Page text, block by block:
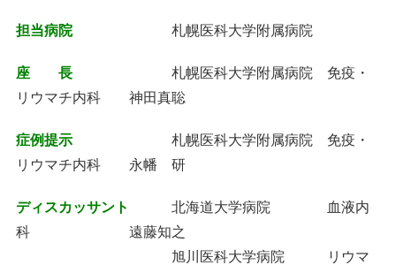
担当病院札幌医科大学附属病院
座 長札幌医科大学附属病院 免疫・
リウマチ内科 神田真聡
症例提示札幌医科大学附属病院 免疫・
リウマチ内科 永幡 研
ディスカッサント北海道大学病院 血液内
科 遠藤知之
旭川医科大学病院 リウマ